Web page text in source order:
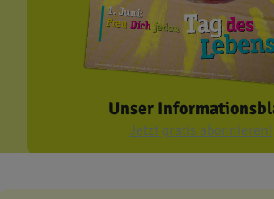
Unser
Jetzt gratis abonnieren!